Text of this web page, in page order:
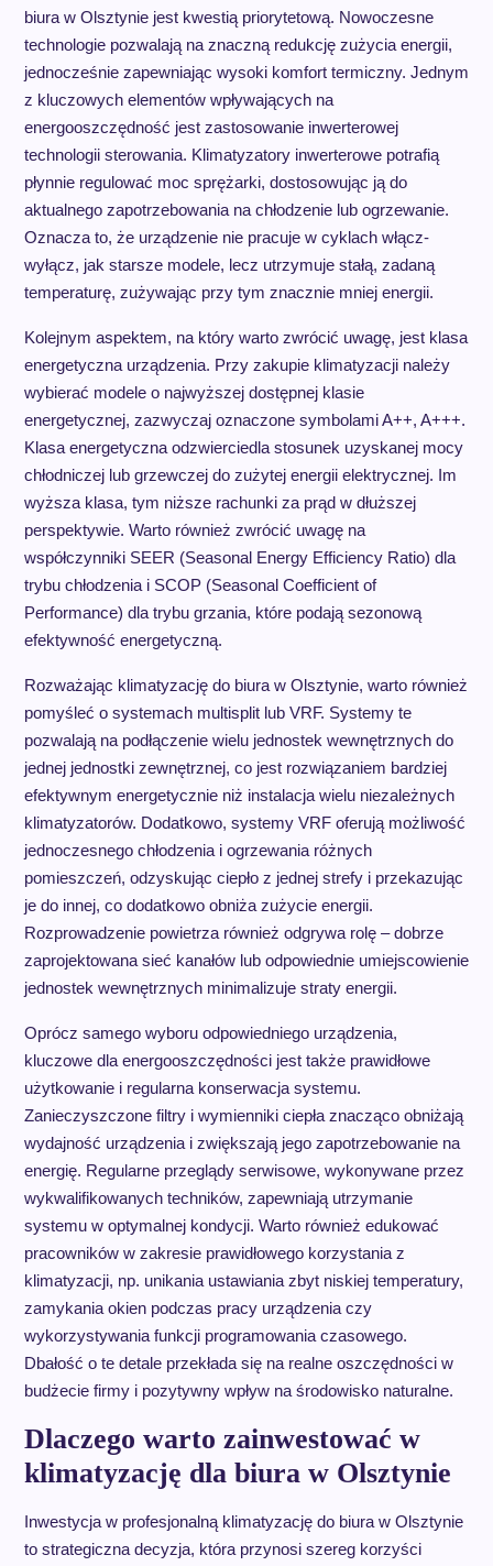
biura w Olsztynie jest kwestią priorytetową. Nowoczesne
technologie pozwalają na znaczną redukcję zużycia energii,
jednocześnie zapewniając wysoki komfort termiczny. Jednym
z kluczowych elementów wpływających na
energooszczędność jest zastosowanie inwerterowej
technologii sterowania. Klimatyzatory inwerterowe potrafią
płynnie regulować moc sprężarki, dostosowując ją do
aktualnego zapotrzebowania na chłodzenie lub ogrzewanie.
Oznacza to, że urządzenie nie pracuje w cyklach włącz-
wyłącz, jak starsze modele, lecz utrzymuje stałą, zadaną
temperaturę, zużywając przy tym znacznie mniej energii.
Kolejnym aspektem, na który warto zwrócić uwagę, jest klasa
energetyczna urządzenia. Przy zakupie klimatyzacji należy
wybierać modele o najwyższej dostępnej klasie
energetycznej, zazwyczaj oznaczone symbolami A++, A+++.
Klasa energetyczna odzwierciedla stosunek uzyskanej mocy
chłodniczej lub grzewczej do zużytej energii elektrycznej. Im
wyższa klasa, tym niższe rachunki za prąd w dłuższej
perspektywie. Warto również zwrócić uwagę na
współczynniki SEER (Seasonal Energy Efficiency Ratio) dla
trybu chłodzenia i SCOP (Seasonal Coefficient of
Performance) dla trybu grzania, które podają sezonową
efektywność energetyczną.
Rozważając klimatyzację do biura w Olsztynie, warto również
pomyśleć o systemach multisplit lub VRF. Systemy te
pozwalają na podłączenie wielu jednostek wewnętrznych do
jednej jednostki zewnętrznej, co jest rozwiązaniem bardziej
efektywnym energetycznie niż instalacja wielu niezależnych
klimatyzatorów. Dodatkowo, systemy VRF oferują możliwość
jednoczesnego chłodzenia i ogrzewania różnych
pomieszczeń, odzyskując ciepło z jednej strefy i przekazując
je do innej, co dodatkowo obniża zużycie energii.
Rozprowadzenie powietrza również odgrywa rolę – dobrze
zaprojektowana sieć kanałów lub odpowiednie umiejscowienie
jednostek wewnętrznych minimalizuje straty energii.
Oprócz samego wyboru odpowiedniego urządzenia,
kluczowe dla energooszczędności jest także prawidłowe
użytkowanie i regularna konserwacja systemu.
Zanieczyszczone filtry i wymienniki ciepła znacząco obniżają
wydajność urządzenia i zwiększają jego zapotrzebowanie na
energię. Regularne przeglądy serwisowe, wykonywane przez
wykwalifikowanych techników, zapewniają utrzymanie
systemu w optymalnej kondycji. Warto również edukować
pracowników w zakresie prawidłowego korzystania z
klimatyzacji, np. unikania ustawiania zbyt niskiej temperatury,
zamykania okien podczas pracy urządzenia czy
wykorzystywania funkcji programowania czasowego.
Dbałość o te detale przekłada się na realne oszczędności w
budżecie firmy i pozytywny wpływ na środowisko naturalne.
Dlaczego warto zainwestować w
klimatyzację dla biura w Olsztynie
Inwestycja w profesjonalną klimatyzację do biura w Olsztynie
to strategiczna decyzja, która przynosi szereg korzyści